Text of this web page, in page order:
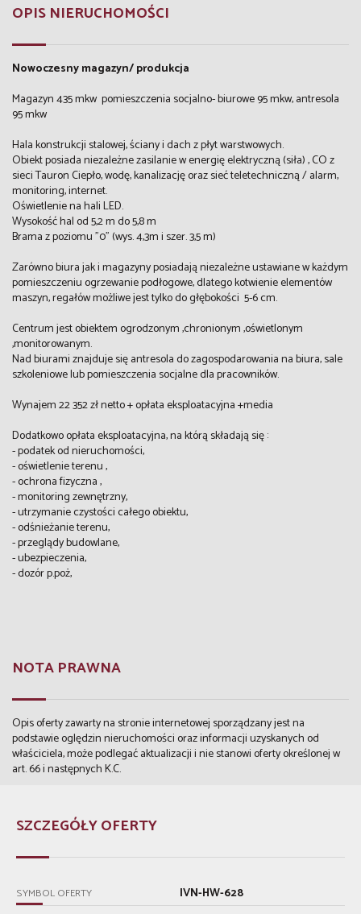
OPIS NIERUCHOMOŚCI
Nowoczesny magazyn/ produkcja
Magazyn 435 mkw pomieszczenia socjalno- biurowe 95 mkw, antresola
95 mkw
Hala konstrukcji stalowej, ściany i dach z płyt warstwowych.
Obiekt posiada niezależne zasilanie w energię elektryczną (siła) , CO z
sieci Tauron Ciepło, wodę, kanalizację oraz sieć teletechniczną / alarm,
monitoring, internet.
Oświetlenie na hali LED.
Wysokość hal od 5,2 m do 5,8 m
Brama z poziomu "0" (wys. 4,3m i szer. 3,5 m)
Zarówno biura jak i magazyny posiadają niezależne ustawiane w każdym
pomieszczeniu ogrzewanie podłogowe, dlatego kotwienie elementów
maszyn, regałów możliwe jest tylko do głębokości 5-6 cm.
Centrum jest obiektem ogrodzonym ,chronionym ,oświetlonym
,monitorowanym.
Nad biurami znajduje się antresola do zagospodarowania na biura, sale
szkoleniowe lub pomieszczenia socjalne dla pracowników.
Wynajem 22 352 zł netto + opłata eksploatacyjna +media
Dodatkowo opłata eksploatacyjna, na którą składają się :
- podatek od nieruchomości,
- oświetlenie terenu ,
- ochrona fizyczna ,
- monitoring zewnętrzny,
- utrzymanie czystości całego obiektu,
- odśnieżanie terenu,
- przeglądy budowlane,
- ubezpieczenia,
- dozór p.poż,
NOTA PRAWNA
Opis oferty zawarty na stronie internetowej sporządzany jest na
podstawie oględzin nieruchomości oraz informacji uzyskanych od
właściciela, może podlegać aktualizacji i nie stanowi oferty określonej w
art. 66 i następnych K.C.
SZCZEGÓŁY OFERTY
SYMBOL OFERTY IVN-HW-628